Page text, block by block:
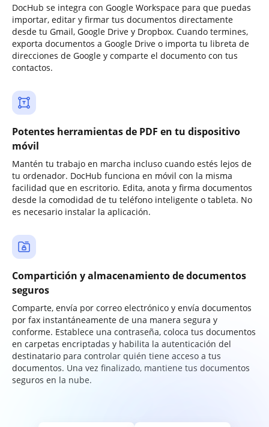
DocHub se integra con Google Workspace para que puedas
importar, editar y firmar tus documentos directamente
desde tu Gmail, Google Drive y Dropbox. Cuando termines,
exporta documentos a Google Drive o importa tu libreta de
direcciones de Google y comparte el documento con tus
contactos.
Potentes herramientas de PDF en tu dispositivo
móvil
Mantén tu trabajo en marcha incluso cuando estés lejos de
tu ordenador. DocHub funciona en móvil con la misma
facilidad que en escritorio. Edita, anota y firma documentos
desde la comodidad de tu teléfono inteligente o tableta. No
es necesario instalar la aplicación.
Compartición y almacenamiento de documentos
seguros
Comparte, envía por correo electrónico y envía documentos
por fax instantáneamente de una manera segura y
conforme. Establece una contraseña, coloca tus documentos
en carpetas encriptadas y habilita la autenticación del
destinatario para controlar quién tiene acceso a tus
documentos. Una vez finalizado, mantiene tus documentos
seguros en la nube.